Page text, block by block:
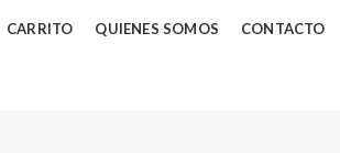
CARRITO QUIENES SOMOS CONTACTO